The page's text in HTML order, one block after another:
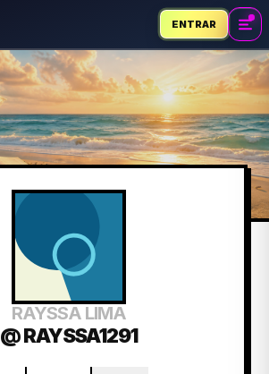
ENTRAR
RAYSSA LIMA
@ RAYSSA1291